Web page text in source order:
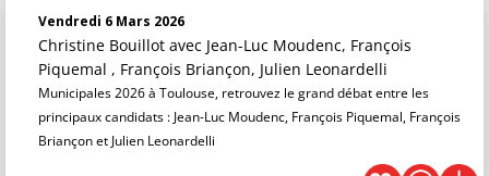
Vendredi 6 Mars 2026
Christine Bouillot avec Jean-Luc Moudenc, François
Piquemal , François Briançon, Julien Leonardelli
Municipales 2026 à Toulouse, retrouvez le grand débat entre les
principaux candidats : Jean-Luc Moudenc, François Piquemal, François
Briançon et Julien Leonardelli